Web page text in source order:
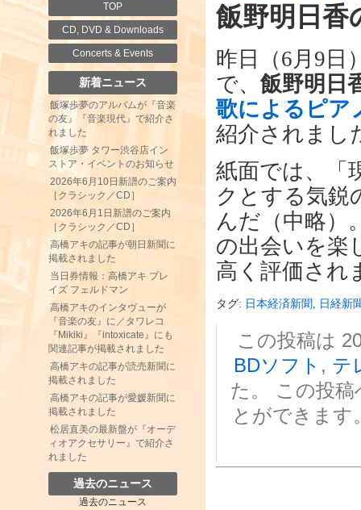
TOP
CD, DVD & Downloads
Concerts & Events
新着ニュース
飯塚歩夢のアルバムが『音楽
の友』『音楽現代』で紹介さ
れました
飯塚歩夢 タワー渋谷店イン
ストア・イベントのお知らせ
2026年6月10日新譜のご案内
［クラシック／CD］
2026年6月1日新譜のご案内
［クラシック／CD］
高橋アキの記事が朝日新聞に
掲載されました
当日券情報：高橋アキ プレ
イズ フェルドマン
高橋アキのインタヴューが
『音楽の友』に／タワレコ
『Mikiki』『intoxicate』にも
関連記事が掲載されました
高橋アキの記事が読売新聞に
掲載されました
高橋アキの記事が愛媛新聞に
掲載されました
松居直美の最新盤が『オーデ
ィオアクセサリー』で紹介さ
れました
過去のニュース
過去のニュース
飯野明日香
昨日（6月9日
で、 飯野明日
歌によるピア
紹介されまし
紙面では、「
クとする気鋭
んだ（中略）
の出会いを楽
高く評価され
タグ: 日本経済新聞 日経新
この投稿は
BDソフト , テ
た。 この投
とができます